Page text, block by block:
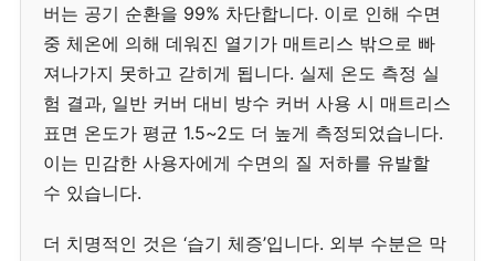
버는 공기 순환을 99% 차단합니다. 이로 인해 수면
중 체온에 의해 데워진 열기가 매트리스 밖으로 빠
져나가지 못하고 갇히게 됩니다. 실제 온도 측정 실
험 결과, 일반 커버 대비 방수 커버 사용 시 매트리스
표면 온도가 평균 1.5~2도 더 높게 측정되었습니다.
이는 민감한 사용자에게 수면의 질 저하를 유발할
수 있습니다.
더 치명적인 것은 ‘습기 체증’입니다. 외부 수분은 막